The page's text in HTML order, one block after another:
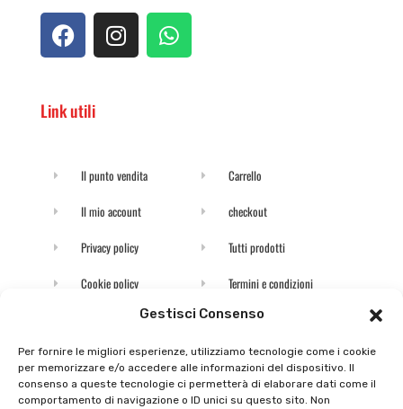
Gestisci Consenso
Per fornire le migliori esperienze, utilizziamo tecnologie come i cookie
per memorizzare e/o accedere alle informazioni del dispositivo. Il
consenso a queste tecnologie ci permetterà di elaborare dati come il
comportamento di navigazione o ID unici su questo sito. Non
Link utili
Il punto vendita
Il mio account
Privacy policy
Cookie policy
Supporto e contatti
Carrello
checkout
Tutti prodotti
Termini e condizioni
Resi e rimborsi
Newsletter